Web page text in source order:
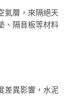
氣層，來隔絕天
、隔音板等材料
差異影響，水泥